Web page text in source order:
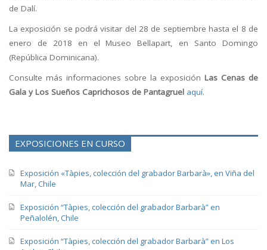
de Dalí.
La exposición se podrá visitar del 28 de septiembre hasta el 8 de
enero de 2018 en el Museo Bellapart, en Santo Domingo
(República Dominicana).
Consulte más informaciones sobre la exposición Las Cenas de
Gala y Los Sueños Caprichosos de Pantagruel aquí.
EXPOSICIONES EN CURSO
Exposición «Tàpies, colección del grabador Barbarà», en Viña del
Mar, Chile
Exposición “Tàpies, colección del grabador Barbarà” en
Peñalolén, Chile
Exposición “Tàpies, colección del grabador Barbarà” en Los